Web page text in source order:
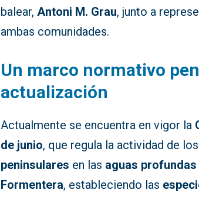
balear,Antoni M. Grau, junto a
ambas comunidades.
Un marco normativo
actualización
Actualmente se encuentra en vigor la
de junio, que regula la actividad de los
peninsulares en las aguas profundas
Formentera, estableciendo las